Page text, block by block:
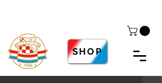
SHOP